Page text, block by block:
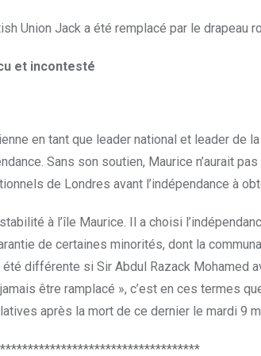
Union Jack a été remplacé par le drapeau
et incontesté
en tant que leader national et leader de
Sans son soutien, Maurice n’aurait
de Londres avant l’indépendance à
à l’île Maurice. Il a choisi
de certaines minorités, dont la
été différente si Sir Abdul Razack
être ramplacé », c’est en ces termes
après la mort de ce dernier le mardi 9